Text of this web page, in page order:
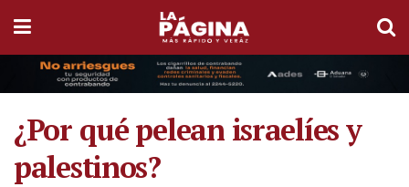
¿Por qué pelean israelíes y
palestinos?